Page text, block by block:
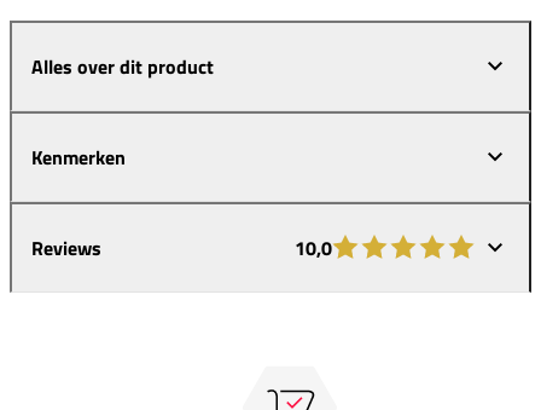
Alles over dit product
Kenmerken
Reviews 10,0